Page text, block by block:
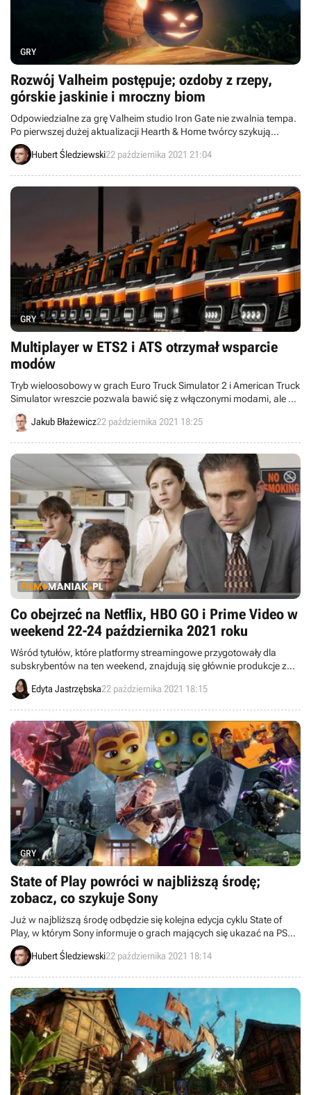
GRY
Rozwój Valheim postępuje; ozdoby z rzepy,
górskie jaskinie i mroczny biom
Odpowiedzialne za grę Valheim studio Iron Gate nie zwalnia tempa.
Po pierwszej dużej aktualizacji Hearth & Home twórcy szykują
kolejną – Mistlands. Prace nad nią trochę potrwają, więc w
międzyczasie deweloperzy planują mniejsze patche, w których
Hubert Śledziewski22 października 2021 21:04
GRY
Multiplayer w ETS2 i ATS otrzymał wsparcie
modów
Tryb wieloosobowy w grach Euro Truck Simulator 2 i American Truck
Simulator wreszcie pozwala bawić się z włączonymi modami, ale z
pewnymi ograniczeniami.
Jakub Błażewicz22 października 2021 18:25
Co obejrzeć na Netflix, HBO GO i Prime Video w
weekend 22-24 października 2021 roku
Wśród tytułów, które platformy streamingowe przygotowały dla
subskrybentów na ten weekend, znajdują się głównie produkcje z
gatunku sci-fi oraz fantasy. Poza tym Netflix dla swoich widzów ma
prawdziwą bombę – amerykański serial Biuro.
Edyta Jastrzębska22 października 2021 18:15
GRY
State of Play powróci w najbliższą środę;
zobacz, co szykuje Sony
Już w najbliższą środę odbędzie się kolejna edycja cyklu State of
Play, w którym Sony informuje o grach mających się ukazać na PS4 i
PS5. Tym razem czekają nas wieści o tytułach tworzonych przez
firmy spoza rodziny PlayStation Studios.
Hubert Śledziewski22 października 2021 18:14